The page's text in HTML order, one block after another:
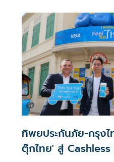
อนุกูล เย็นใจ รองกรรมการผู้
สินไหมทดแทน เป็นผู้แทนบริษัท
รัตนากร ผู้ว่าการธนาคารแห่ง
รังสฤษฎ์ ประธานบรรณาธิการ
แสดงความยินดี ภายในงานที่จั
กรุงเทพฯ
ทิพยประกันภัย-กรุง
ตุ๊กไทย' สู่